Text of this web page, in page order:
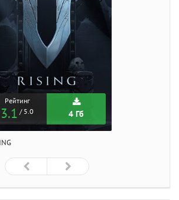
Рейтинг
3.1 / 5.0 4 Гб